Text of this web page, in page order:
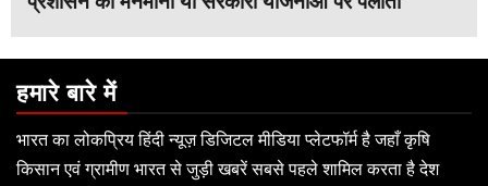
हमारे बारे में
भारत का लोकप्रिय हिंदी न्यूज़ डिजिटल मीडिया प्लेटफॉर्म है जहाँ कृषि
किसान एवं ग्रामीण भारत से जुड़ी खबरें सबसे पहले शामिल करता है देश